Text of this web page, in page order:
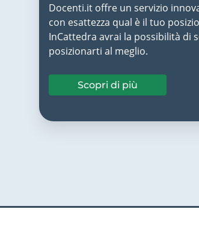
Docenti.it offre un servizio
con esattezza qual è il tuo
InCattedra avrai la possibilità di
posizionarti al meglio.
Scopri di più